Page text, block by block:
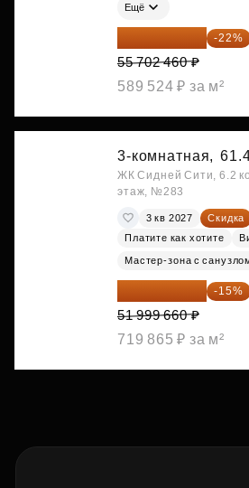
Ещё
43 447 919 ₽ -22%
55 702 460 ₽
589 524 ₽ за м²
3-комнатная,
ЖК Сидней Сити, 6.2
этаж, №283
3 кв 2027 Скидка
Платите как хотите
Мастер-зона с
44 199 711 ₽ -15%
51 999 660 ₽
719 865 ₽ за м²